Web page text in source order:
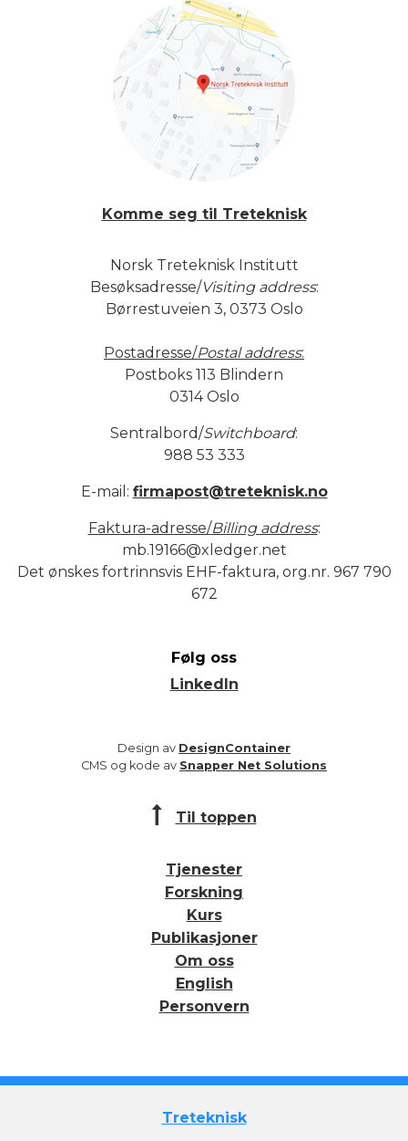
Komme seg til Treteknisk
Norsk Treteknisk Institutt
Besøksadresse/Visiting address:
Børrestuveien 3, 0373 Oslo
Postadresse/Postal address:
Postboks 113 Blindern
0314 Oslo
Sentralbord/Switchboard:
988 53 333
E-mail: firmapost@treteknisk.no
Faktura-adresse/Billing address:
mb.19166@xledger.net
Det ønskes fortrinnsvis EHF-faktura, org.nr. 967 790
672
Følg oss
LinkedIn
Design av DesignContainer
CMS og kode av Snapper Net Solutions
Til toppen
Tjenester
Forskning
Kurs
Publikasjoner
Om oss
English
Personvern
Treteknisk